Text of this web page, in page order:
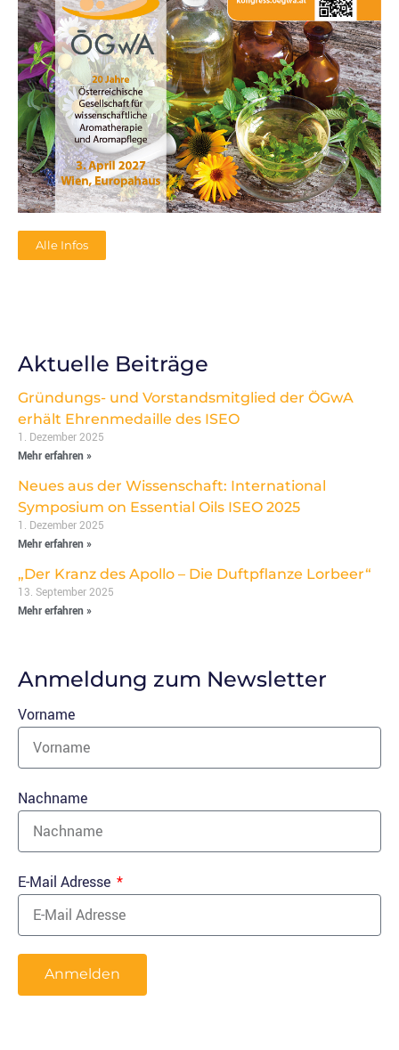
Alle Infos
Aktuelle Beiträge
Gründungs- und Vorstandsmitglied der ÖGwA
erhält Ehrenmedaille des ISEO
1. Dezember 2025
Mehr erfahren »
Neues aus der Wissenschaft: International
Symposium on Essential Oils ISEO 2025
1. Dezember 2025
Mehr erfahren »
„Der Kranz des Apollo – Die Duftpflanze Lorbeer“
13. September 2025
Mehr erfahren »
Anmeldung zum Newsletter
Vorname
Nachname
E-Mail Adresse
Anmelden